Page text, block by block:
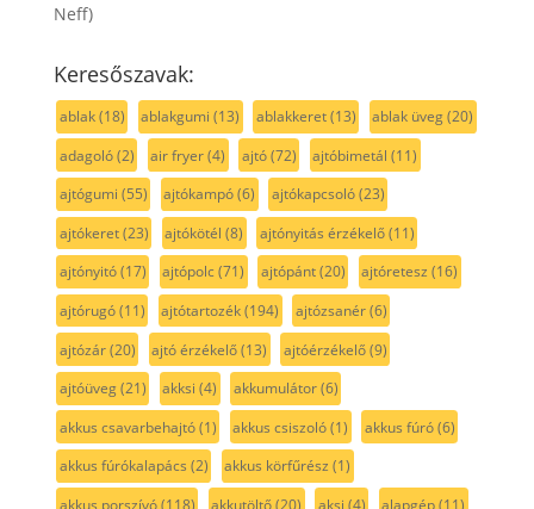
Neff)
Keresőszavak:
ablak(18) ablakgumi (13) ablakkeret(13) ablak üveg(20)
adagoló(2) air fryer(4) ajtó(72) ajtóbimetál (11)
ajtógumi (55) ajtókampó(6) ajtókapcsoló(23)
ajtókeret(23) ajtókötél (8) ajtónyitás érzékelő(11)
ajtónyitó(17) ajtópolc(71) ajtópánt(20) ajtóretesz (16)
ajtórugó(11) ajtótartozék(194) ajtózsanér(6)
ajtózár(20) ajtó érzékelő(13) ajtóérzékelő(9)
ajtóüveg(21) akksi (4) akkumulátor(6)
akkus csavarbehajtó(1) akkus csiszoló(1) akkus fúró(6)
akkus fúrókalapács (2) akkus körfűrész (1)
akkus porszívó(118) akkutöltő(20) aksi (4) alapgép(11)